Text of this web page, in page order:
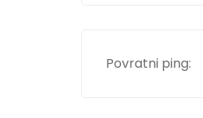
Povratni ping: